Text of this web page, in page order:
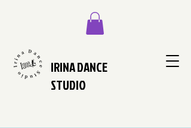
IRINA DANCE
STUDIO